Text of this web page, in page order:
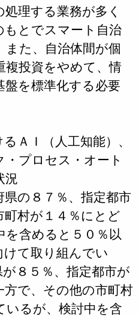
理する業務が多く
もとでスマート自治
た、自治体間が個
複投資をやめて、情
を標準化する必要
ＡＩ（人工知能）、
・プロセス・オート
況
の８７％、指定都市
村が１４％にとど
を含めると５０％以
けて取り組んでい
８５％、指定都市が
方で、その他の市町村
いるが、検討中を含